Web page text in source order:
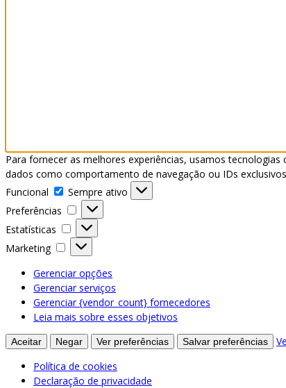
Para fornecer as melhores experiências, usamos
dados como comportamento de navegação ou IDs
Funcional
Funcional
Sempre ativo
Preferências
Preferências
Estatísticas
Estatísticas
Marketing
Marketing
Gerenciar opções
Gerenciar serviços
Gerenciar {vendor_count} fornecedores
Leia mais sobre esses objetivos
Aceitar Negar Ver preferências Salvar preferências
Política de cookies
Declaração de privacidade